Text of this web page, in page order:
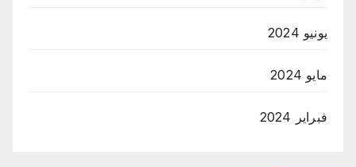
يونيو 2024
مايو 2024
فبراير 2024